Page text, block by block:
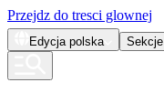
Przejdz do tresci glownej
Edycja polska Sekcje